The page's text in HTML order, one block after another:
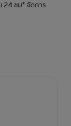
24 ชม* จัดการ